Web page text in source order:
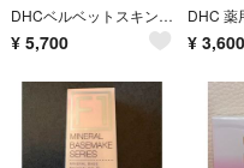
DHCベルベットスキンコート 4個
¥ 5,700 ¥ 3,600